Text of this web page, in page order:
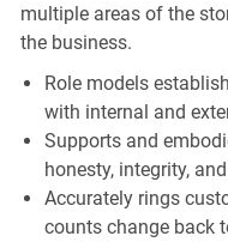
multiple areas of the
the business.
Role models
with internal and
Supports and
honesty, integrity,
Accurately rings
counts change back